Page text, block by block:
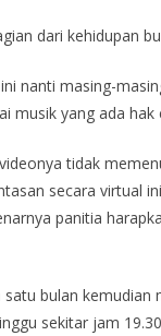
dari kehidupan
nanti masing-
yang ada hak
tidak
secara virtual
panitia
bulan
sekitar jam